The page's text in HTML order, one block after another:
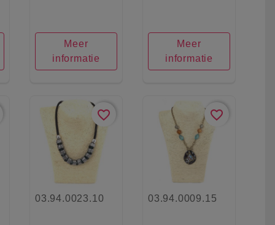
Meer
informatie
Meer
informatie
favorite_border
03.94.0023.10
favorite_border
03.94.0009.15